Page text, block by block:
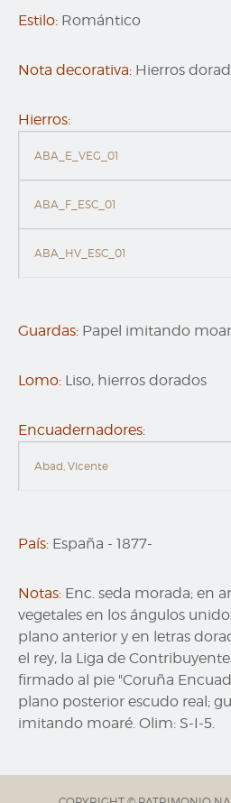
Estilo: Romántico
Nota decorativa: Hierros
Hierros:
ABA_E_VEG_01
ABA_F_ESC_01
ABA_HV_ESC_01
Guardas: Papel imitando
Lomo: Liso, hierros dorados
Encuadernadores:
Abad, Vicente
País: España - 1877-
Notas: Enc. seda morada; en
vegetales en los ángulos
plano anterior y en letras
el rey, la Liga de
firmado al pie "Coruña
plano posterior escudo real;
imitando moaré. Olim: S-I-5.